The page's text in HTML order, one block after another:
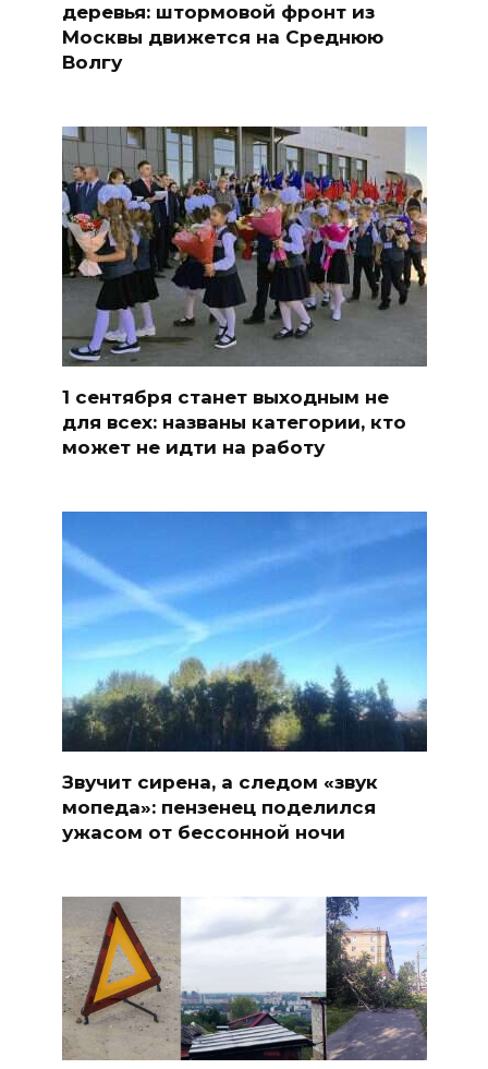
деревья: штормовой фронт из
Москвы движется на Среднюю
Волгу
1 сентября станет выходным не
для всех: названы категории, кто
может не идти на работу
Звучит сирена, а следом «звук
мопеда»: пензенец поделился
ужасом от бессонной ночи